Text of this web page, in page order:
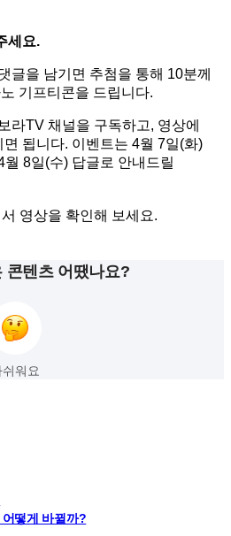
세요.
글을 남기면 추첨을 통해 10분께
기프티콘을 드립니다.
라TV 채널을 구독하고, 영상에
됩니다. 이벤트는 4월 7일(화)
8일(수) 답글로 안내드릴
영상을 확인해 보세요.
콘텐츠 어땠나요?
쉬워요
어떻게 바뀔까?